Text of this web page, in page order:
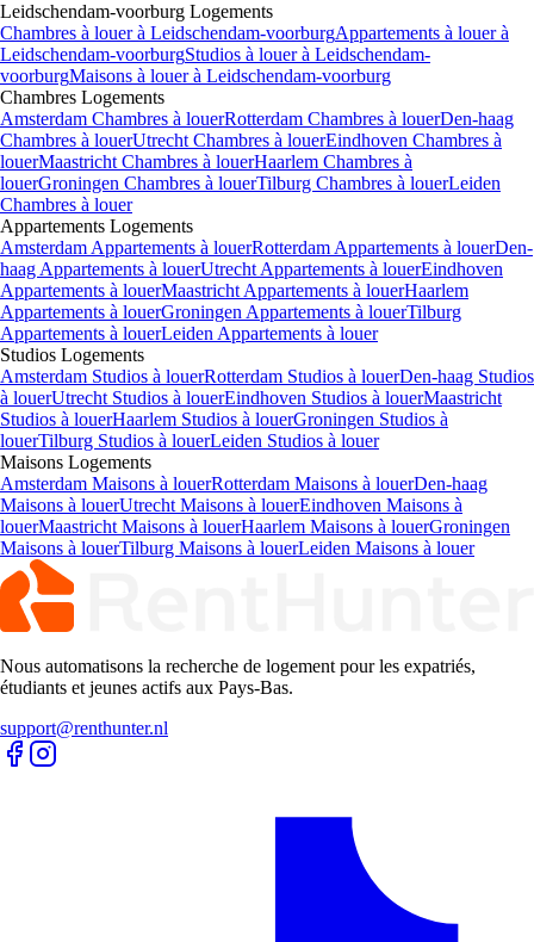
Leidschendam-voorburg Logements
Chambres à louer à Leidschendam-voorburgAppartements à louer à
Leidschendam-voorburgStudios à louer à Leidschendam-
voorburgMaisons à louer à Leidschendam-voorburg
Chambres Logements
Amsterdam Chambres à louerRotterdam Chambres à louerDen-haag
Chambres à louerUtrecht Chambres à louerEindhoven Chambres à
louerMaastricht Chambres à louerHaarlem Chambres à
louerGroningen Chambres à louerTilburg Chambres à louerLeiden
Chambres à louer
Appartements Logements
Amsterdam Appartements à louerRotterdam Appartements à louerDen-
haag Appartements à louerUtrecht Appartements à louerEindhoven
Appartements à louerMaastricht Appartements à louerHaarlem
Appartements à louerGroningen Appartements à louerTilburg
Appartements à louerLeiden Appartements à louer
Studios Logements
Amsterdam Studios à louerRotterdam Studios à louerDen-haag Studios
à louerUtrecht Studios à louerEindhoven Studios à louerMaastricht
Studios à louerHaarlem Studios à louerGroningen Studios à
louerTilburg Studios à louerLeiden Studios à louer
Maisons Logements
Amsterdam Maisons à louerRotterdam Maisons à louerDen-haag
Maisons à louerUtrecht Maisons à louerEindhoven Maisons à
louerMaastricht Maisons à louerHaarlem Maisons à louerGroningen
Maisons à louerTilburg Maisons à louerLeiden Maisons à louer
Nous automatisons la recherche de logement pour les expatriés,
étudiants et jeunes actifs aux Pays-Bas.
support@renthunter.nl